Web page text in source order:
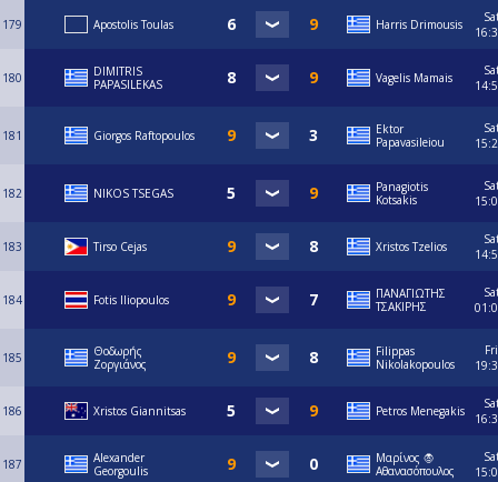
179 Apostolis Toulas Harris Drimousis
180
DIMITRIS
PAPASILEKAS
Vagelis Mamais
181 Giorgos Raftopoulos
Ektor
Papavasileiou
182 NIKOS TSEGAS
Panagiotis
Kotsakis
183 Tirso Cejas Xristos Tzelios
184 Fotis Iliopoulos
ΠΑΝΑΓΙΩΤΗΣ
ΤΣΑΚΙΡΗΣ
185
Θοδωρής
Ζοργιάνος
Filippas
Nikolakopoulos
Fri
186 Xristos Giannitsas Petros Menegakis
187
Alexander
Georgoulis
Μαρίνος 🧛
Αθανασόπουλος